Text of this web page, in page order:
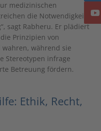
medizinischen
die Notwendigkeit
sagt Rabheru. Er plädiert
Prinzipien von
während sie
Stereotypen infrage
Betreuung fördern.
Ethik, Recht,